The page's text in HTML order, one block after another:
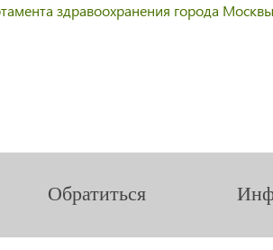
здравоохранения города Москвы
Обратиться